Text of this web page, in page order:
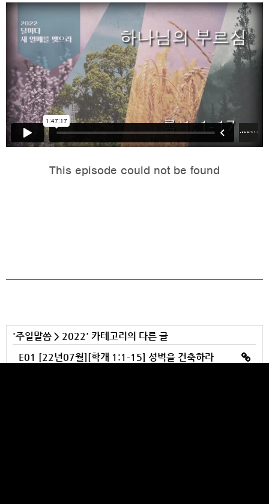
'주일말씀 > 2022' 카테고리의 다른 글
E01 [22년07월][학개 1:1-15] 성벽을 건축하라